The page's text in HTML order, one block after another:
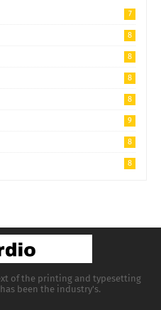
7
8
8
8
8
9
8
8
of the printing and typesetting
been the industry's.